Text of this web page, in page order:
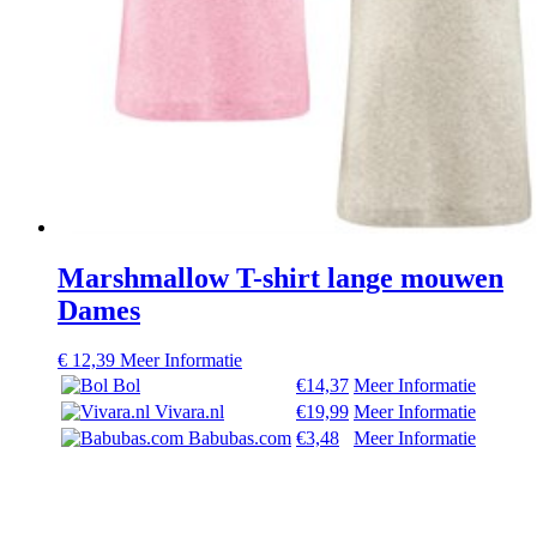
Marshmallow T-shirt lange mouwen
Dames
€ 12,39 Meer Informatie
Bol
€14,37 Meer Informatie
Vivara.nl
€19,99 Meer Informatie
Babubas.com €3,48 Meer Informatie